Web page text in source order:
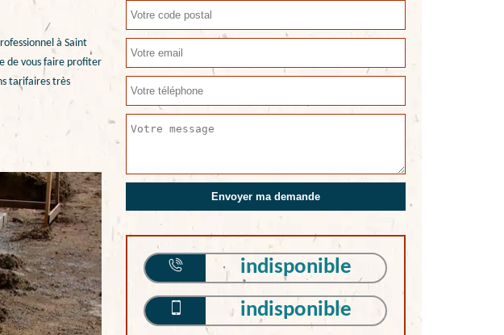
à Saint
de vous faire profiter
tarifaires très
indisponible
indisponible